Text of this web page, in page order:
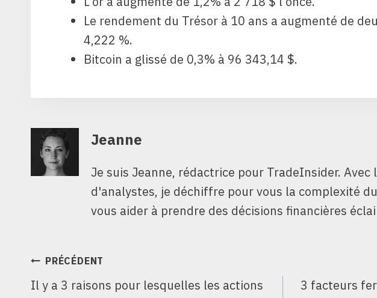
Le rendement du Trésor à 10 ans a augmenté de
4,222 %.
Bitcoin a glissé de 0,3% à 96 343,14 $.
Jeanne
Je suis Jeanne, rédactrice pour TradeInsider.
d'analystes, je déchiffre pour vous la complexité
vous aider à prendre des décisions financières
NAVIGATION
DE
PRÉCÉDENT
Il y a 3 raisons pour lesquelles les actions
3 facteurs